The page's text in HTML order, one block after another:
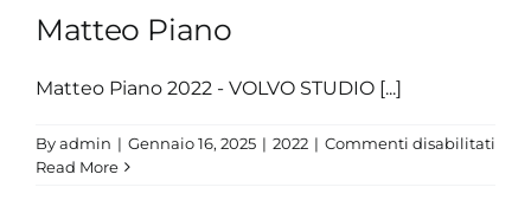
Matteo Piano
Matteo Piano 2022 - VOLVO STUDIO [...]
Byadmin | Gennaio 16, 2025 | 2022 | Commenti disabilitati
Read More